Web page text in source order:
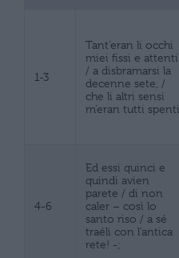
1-3
Tant’eran li occhi
miei fissi e attenti
/ a disbramarsi la
decenne sete, /
che li altri sensi
m’eran tutti spenti.
4-6
Ed essi quinci e
quindi avien
parete / di non
caler – così lo
santo riso / a sé
traéli con l’antica
rete! -;